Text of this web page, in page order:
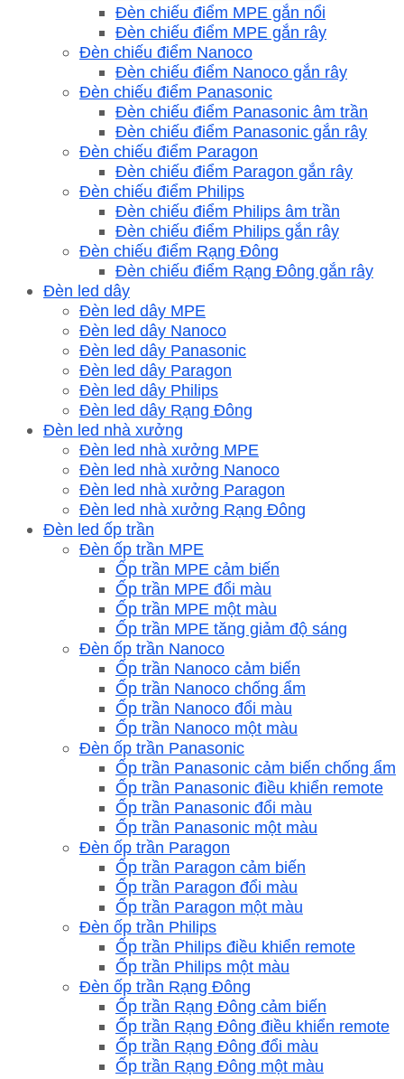
Đèn chiếu điểm MPE gắn nổi
Đèn chiếu điểm MPE gắn rây
Đèn chiếu điểm Nanoco
Đèn chiếu điểm Nanoco gắn rây
Đèn chiếu điểm Panasonic
Đèn chiếu điểm Panasonic âm trần
Đèn chiếu điểm Panasonic gắn rây
Đèn chiếu điểm Paragon
Đèn chiếu điểm Paragon gắn rây
Đèn chiếu điểm Philips
Đèn chiếu điểm Philips âm trần
Đèn chiếu điểm Philips gắn rây
Đèn chiếu điểm Rạng Đông
Đèn chiếu điểm Rạng Đông gắn rây
Đèn led dây
Đèn led dây MPE
Đèn led dây Nanoco
Đèn led dây Panasonic
Đèn led dây Paragon
Đèn led dây Philips
Đèn led dây Rạng Đông
Đèn led nhà xưởng
Đèn led nhà xưởng MPE
Đèn led nhà xưởng Nanoco
Đèn led nhà xưởng Paragon
Đèn led nhà xưởng Rạng Đông
Đèn led ốp trần
Đèn ốp trần MPE
Ốp trần MPE cảm biến
Ốp trần MPE đổi màu
Ốp trần MPE một màu
Ốp trần MPE tăng giảm độ sáng
Đèn ốp trần Nanoco
Ốp trần Nanoco cảm biến
Ốp trần Nanoco chống ẩm
Ốp trần Nanoco đổi màu
Ốp trần Nanoco một màu
Đèn ốp trần Panasonic
Ốp trần Panasonic cảm biến chống ẩm
Ốp trần Panasonic điều khiển remote
Ốp trần Panasonic đổi màu
Ốp trần Panasonic một màu
Đèn ốp trần Paragon
Ốp trần Paragon cảm biến
Ốp trần Paragon đổi màu
Ốp trần Paragon một màu
Đèn ốp trần Philips
Ốp trần Philips điều khiển remote
Ốp trần Philips một màu
Đèn ốp trần Rạng Đông
Ốp trần Rạng Đông cảm biến
Ốp trần Rạng Đông điều khiển remote
Ốp trần Rạng Đông đổi màu
Ốp trần Rạng Đông một màu